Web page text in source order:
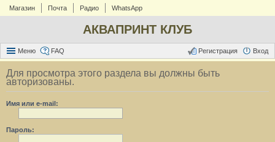
Магазин Почта Радио WhatsApp
АКВАПРИНТ КЛУБ
Меню FAQ Вход
Регистрация
Для просмотра этого раздела вы должны быть
авторизованы.
Имя или e-mail:
Пароль: